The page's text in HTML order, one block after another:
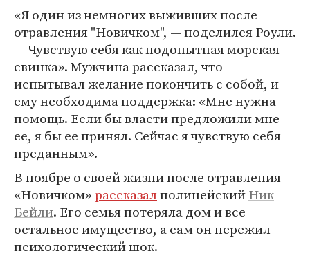
«Я один из немногих выживших после
отравления "Новичком", — поделился Роули.
— Чувствую себя как подопытная морская
свинка». Мужчина рассказал, что
испытывал желание покончить с собой, и
ему необходима поддержка: «Мне нужна
помощь. Если бы власти предложили мне
ее, я бы ее принял. Сейчас я чувствую себя
преданным».
В ноябре о своей жизни после отравления
«Новичком»рассказалполицейскийНик
Бейли. Его семья потеряла дом и все
остальное имущество, а сам он пережил
психологический шок.